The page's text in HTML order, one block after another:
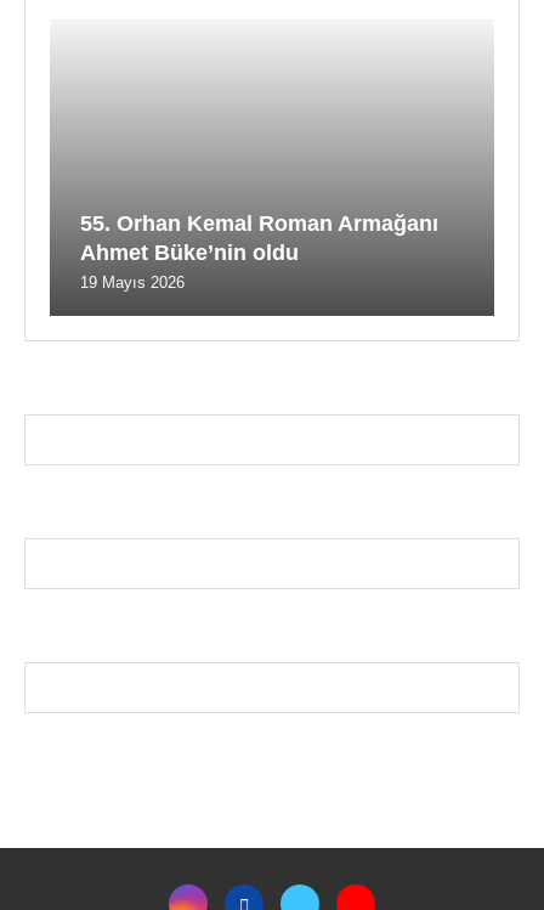
55. Orhan Kemal Roman Armağanı
Ahmet Büke’nin oldu
19 Mayıs 2026